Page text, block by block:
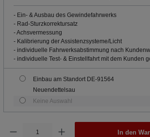
- Ein- & Ausbau des Gewindefahrwerks
- Rad-Sturzkorrektursatz
- Achsvermessung
- Kalibrierung der Assistenzsysteme/Licht
- individuelle Fahrwerksabstimmung nach
- individuelle Test- & Einstellfahrt mit dem Kunden
Einbau am Standort DE-91564
Neuendettelsau
Keine Auswahl
In den